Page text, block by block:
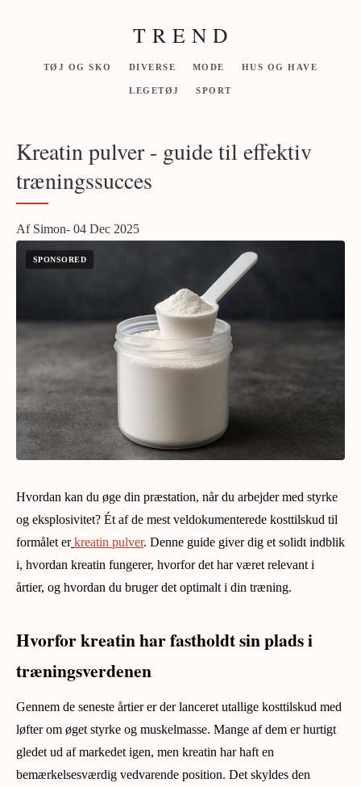
T R E N D
TØJ OG SKO DIVERSE MODE HUS OG HAVE
LEGETØJ SPORT
Kreatin pulver - guide til effektiv
træningssucces
Af Simon- 04 Dec 2025
Hvordan kan du øge din præstation, når du arbejder med styrke
og eksplosivitet? Ét af de mest veldokumenterede kosttilskud til
formålet er kreatin pulver. Denne guide giver dig et solidt indblik
i, hvordan kreatin fungerer, hvorfor det har været relevant i
årtier, og hvordan du bruger det optimalt i din træning.
Hvorfor kreatin har fastholdt sin plads i
træningsverdenen
Gennem de seneste årtier er der lanceret utallige kosttilskud med
løfter om øget styrke og muskelmasse. Mange af dem er hurtigt
gledet ud af markedet igen, men kreatin har haft en
bemærkelsesværdig vedvarende position. Det skyldes den